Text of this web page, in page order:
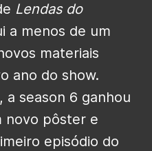
Lendas do
a menos de um
materiais
ano do show.
a season 6 ganhou
novo pôster e
episódio do